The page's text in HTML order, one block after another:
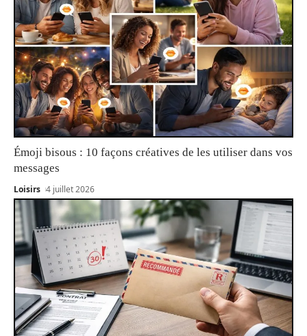
Émoji bisous : 10 façons créatives de les utiliser dans vos
messages
Loisirs 4 juillet 2026